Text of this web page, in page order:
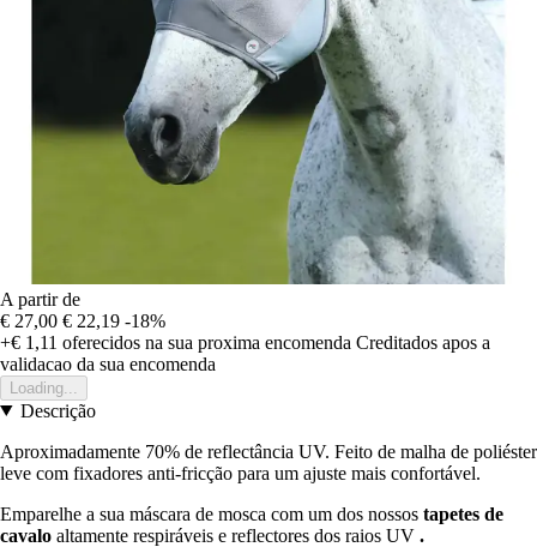
A partir de
€ 27,00 € 22,19 -18%
+€ 1,11 oferecidos na sua proxima encomenda Creditados apos a
validacao da sua encomenda
Loading...
Descrição
Aproximadamente 70% de reflectância UV. Feito de malha de poliéster
leve com fixadores anti-fricção para um ajuste mais confortável.
Emparelhe a sua máscara de mosca com um dos nossos tapetes de
cavalo altamente respiráveis e reflectores dos raios UV .